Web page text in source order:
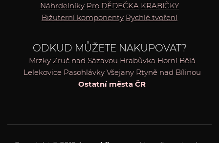
Náhrdelníky Pro DĚDEČKA KRABIČKY
Bižuterní komponenty Rychlé tvoření
ODKUD MŮŽETE NAKUPOVAT?
Mrzky Zruč nad Sázavou Hrabůvka Horní Bělá
Lelekovice Pasohlávky Všejany Rtyně nad Bílinou
Ostatní města ČR